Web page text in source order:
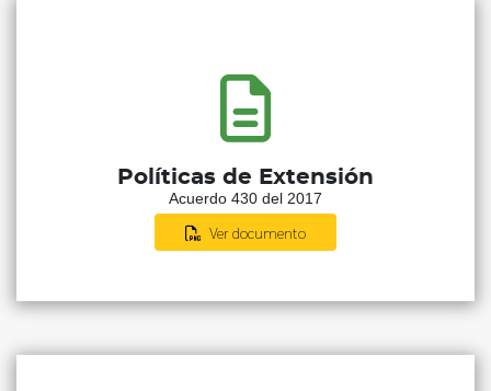
Políticas de Extensión
Acuerdo 430 del 2017
Ver documento